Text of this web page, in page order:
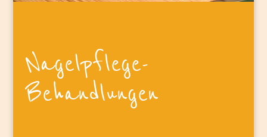
Nagelpflege-
Behandlungen